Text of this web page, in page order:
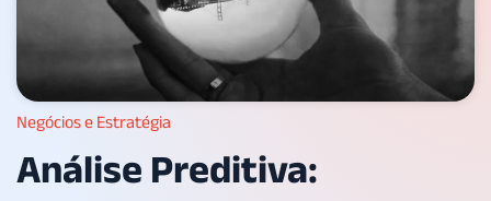
Negócios e Estratégia
Análise Preditiva: